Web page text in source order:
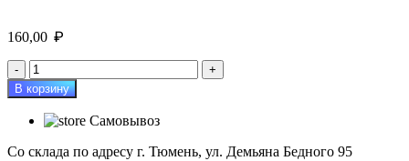
160,00 ₽
Количество
товара
Крысоловка-
клетка
70WY-
25-
В корзину
Самовывоз
Со склада по адресу г. Тюмень, ул. Демьяна Бедного 95